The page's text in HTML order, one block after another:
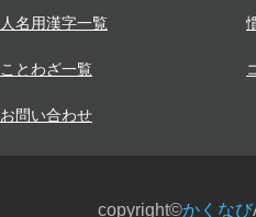
人名用漢字一覧
ことわざ一覧
お問い合わせ
copyright©かくなび